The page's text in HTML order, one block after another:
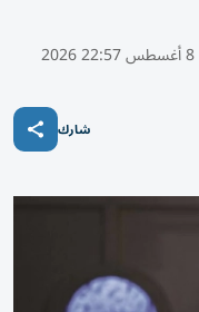
8 أغسطس 22:57 2026
شارك